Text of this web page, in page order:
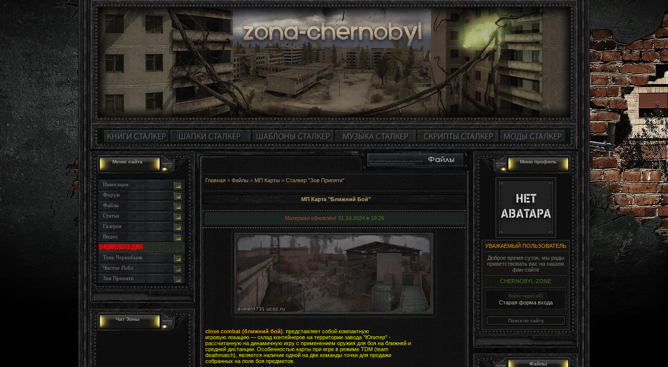
Меню сайта
Навигация
Форум
Файлы
Статьи
Галерея
Видео
Тень Чернобыля
Чистое Небо
Зов Припяти
Чат Зоны
Главная » Файлы » МП Карты » Сталкер "Зов Припяти"
МП Карта "Ближний Бой"
Материал обновлён! 31.10.2024 в 19:26
close combat (ближний бой) представляет собой компактную
игровую локацию — склад контейнеров на территории завода "Юпитер" -
рассчитанную на динамичную игру с применением оружия для боя на ближней и
средней дистанции. Особенностью карты при игре в режиме TDM (team
deathmatch), является наличие одной на две команды точки для продажи
собранных на поле боя предметов.
Мини профиль
УВАЖАЕМЫЙ ПОЛЬЗОВАТЕЛЬ
Доброе время суток, мы рады
приветствовать вас на нашем
фан-сайте
CHERNOBYL-ZONE
Войти через uID
Старая форма входа
Файлы